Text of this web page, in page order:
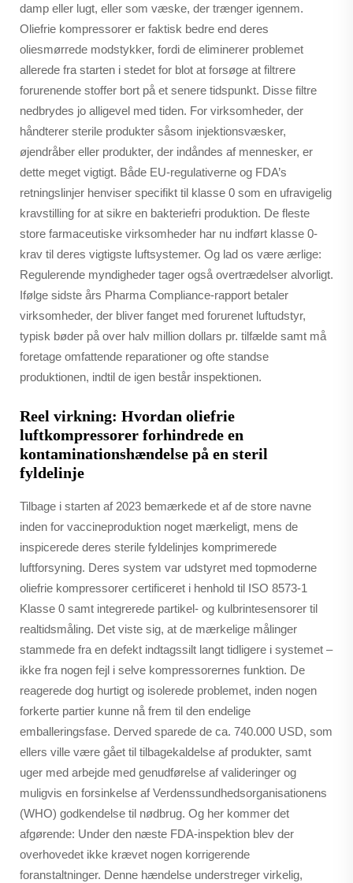
damp eller lugt, eller som væske, der trænger igennem.
Oliefrie kompressorer er faktisk bedre end deres
oliesmørrede modstykker, fordi de eliminerer problemet
allerede fra starten i stedet for blot at forsøge at filtrere
forurenende stoffer bort på et senere tidspunkt. Disse filtre
nedbrydes jo alligevel med tiden. For virksomheder, der
håndterer sterile produkter såsom injektionsvæsker,
øjendråber eller produkter, der indåndes af mennesker, er
dette meget vigtigt. Både EU-regulativerne og FDA’s
retningslinjer henviser specifikt til klasse 0 som en ufravigelig
kravstilling for at sikre en bakteriefri produktion. De fleste
store farmaceutiske virksomheder har nu indført klasse 0-
krav til deres vigtigste luftsystemer. Og lad os være ærlige:
Regulerende myndigheder tager også overtrædelser alvorligt.
Ifølge sidste års Pharma Compliance-rapport betaler
virksomheder, der bliver fanget med forurenet luftudstyr,
typisk bøder på over halv million dollars pr. tilfælde samt må
foretage omfattende reparationer og ofte standse
produktionen, indtil de igen består inspektionen.
Reel virkning: Hvordan oliefrie
luftkompressorer forhindrede en
kontaminationshændelse på en steril
fyldelinje
Tilbage i starten af 2023 bemærkede et af de store navne
inden for vaccineproduktion noget mærkeligt, mens de
inspicerede deres sterile fyldelinjes komprimerede
luftforsyning. Deres system var udstyret med topmoderne
oliefrie kompressorer certificeret i henhold til ISO 8573-1
Klasse 0 samt integrerede partikel- og kulbrintesensorer til
realtidsmåling. Det viste sig, at de mærkelige målinger
stammede fra en defekt indtagssilt langt tidligere i systemet –
ikke fra nogen fejl i selve kompressorernes funktion. De
reagerede dog hurtigt og isolerede problemet, inden nogen
forkerte partier kunne nå frem til den endelige
emballeringsfase. Derved sparede de ca. 740.000 USD, som
ellers ville være gået til tilbagekaldelse af produkter, samt
uger med arbejde med genudførelse af valideringer og
muligvis en forsinkelse af Verdenssundhedsorganisationens
(WHO) godkendelse til nødbrug. Og her kommer det
afgørende: Under den næste FDA-inspektion blev der
overhovedet ikke krævet nogen korrigerende
foranstaltninger. Denne hændelse understreger virkelig,